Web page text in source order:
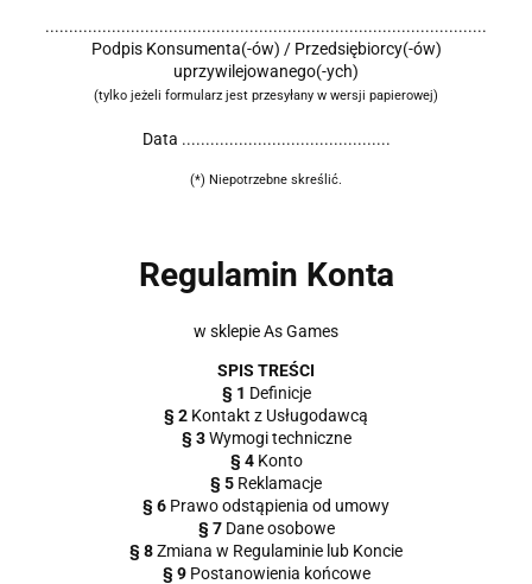
.............................................................................................
Podpis Konsumenta(-ów) / Przedsiębiorcy(-ów)
uprzywilejowanego(-ych)
(tylko jeżeli formularz jest przesyłany w wersji papierowej)
Data ............................................
(*) Niepotrzebne skreślić.
Regulamin Konta
w sklepie As Games
SPIS TREŚCI
§ 1 Definicje
§ 2 Kontakt z Usługodawcą
§ 3 Wymogi techniczne
§ 4 Konto
§ 5 Reklamacje
§ 6 Prawo odstąpienia od umowy
§ 7 Dane osobowe
§ 8Zmiana w Regulaminie lub Koncie
§ 9 Postanowienia końcowe